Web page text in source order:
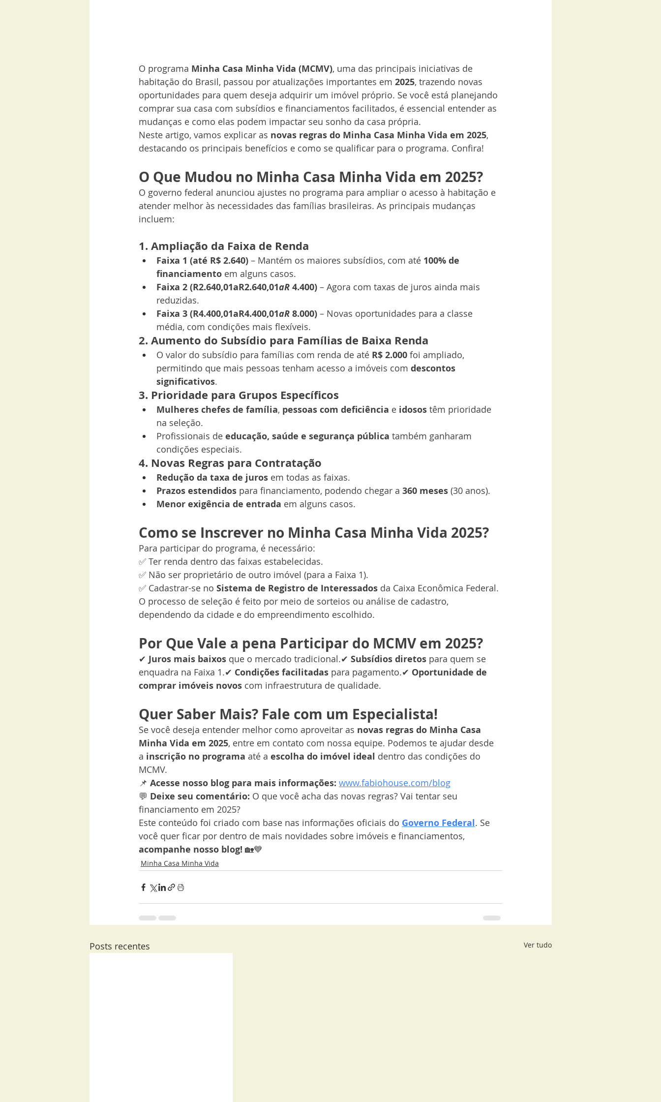
O programa Minha Casa Minha Vida (MCMV), uma das principais iniciativas de
habitação do Brasil, passou por atualizações importantes em 2025, trazendo novas
oportunidades para quem deseja adquirir um imóvel próprio. Se você está planejando
comprar sua casa com subsídios e financiamentos facilitados, é essencial entender as
mudanças e como elas podem impactar seu sonho da casa própria.
Neste artigo, vamos explicar as novas regras do Minha Casa Minha Vida em 2025,
destacando os principais benefícios e como se qualificar para o programa. Confira!
O Que Mudou no Minha Casa Minha Vida em 2025?
O governo federal anunciou ajustes no programa para ampliar o acesso à habitação e
atender melhor às necessidades das famílias brasileiras. As principais mudanças
incluem:
1. Ampliação da Faixa de Renda
Faixa 1 (até R$ 2.640) – Mantém os maiores subsídios, com até 100% de
financiamento em alguns casos.
Faixa 2 (R2.640,01aR2.640,01aR 4.400) – Agora com taxas de juros ainda mais
reduzidas.
Faixa 3 (R4.400,01aR4.400,01aR 8.000) – Novas oportunidades para a classe
média, com condições mais flexíveis.
2. Aumento do Subsídio para Famílias de Baixa Renda
O valor do subsídio para famílias com renda de até R$ 2.000 foi ampliado,
permitindo que mais pessoas tenham acesso a imóveis com descontos
significativos.
3. Prioridade para Grupos Específicos
Mulheres chefes de família, pessoas com deficiência e idosos têm prioridade
na seleção.
Profissionais de educação, saúde e segurança pública também ganharam
condições especiais.
4. Novas Regras para Contratação
Redução da taxa de juros em todas as faixas.
Prazos estendidos para financiamento, podendo chegar a 360 meses (30 anos).
Menor exigência de entrada em alguns casos.
Como se Inscrever no Minha Casa Minha Vida 2025?
Para participar do programa, é necessário:
✅ Ter renda dentro das faixas estabelecidas.
✅ Não ser proprietário de outro imóvel (para a Faixa 1).
✅ Cadastrar-se no Sistema de Registro de Interessados da Caixa Econômica Federal.
O processo de seleção é feito por meio de sorteios ou análise de cadastro,
dependendo da cidade e do empreendimento escolhido.
Por Que Vale a pena Participar do MCMV em 2025?
✔ Juros mais baixos que o mercado tradicional.✔ Subsídios diretos para quem se
enquadra na Faixa 1.✔ Condições facilitadas para pagamento.✔ Oportunidade de
comprar imóveis novos com infraestrutura de qualidade.
Quer Saber Mais? Fale com um Especialista!
Se você deseja entender melhor como aproveitar as novas regras do Minha Casa
Minha Vida em 2025, entre em contato com nossa equipe. Podemos te ajudar desde
a inscrição no programa até a escolha do imóvel ideal dentro das condições do
MCMV.
📌 Acesse nosso blog para mais informações: www.fabiohouse.com/blog
💬 Deixe seu comentário: O que você acha das novas regras? Vai tentar seu
financiamento em 2025?
Este conteúdo foi criado com base nas informações oficiais do Governo Federal. Se
você quer ficar por dentro de mais novidades sobre imóveis e financiamentos,
acompanhe nosso blog! 🏡💙
Minha Casa Minha Vida
Posts recentes Ver tudo